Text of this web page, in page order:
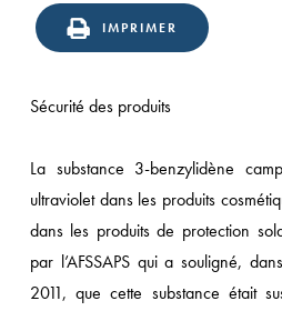
IMPRIMER
Sécurité des produits
La substance 3-benzylidène
ultraviolet dans les produits
dans les produits de protection
par l’AFSSAPS qui a souligné,
2011, que cette substance était